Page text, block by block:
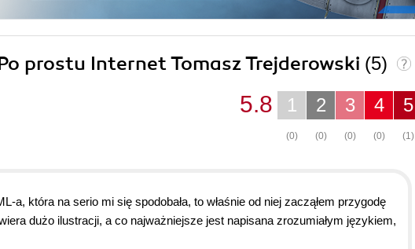
prostu Internet Tomasz Trejderowski (5)
5
(1)
4
(0)
3
(0)
2
(0)
1
(0)
5.8
a, która na serio mi się spodobała, to właśnie od niej zacząłem przygodę
dużo ilustracji, a co najważniejsze jest napisana zrozumiałym językiem,